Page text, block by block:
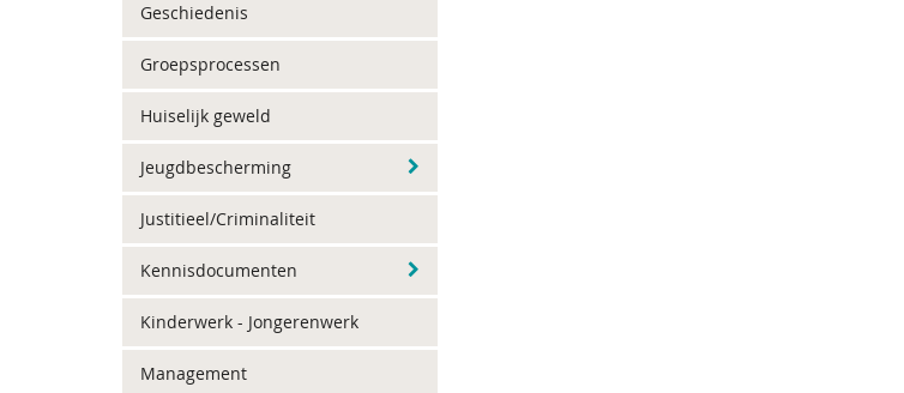
Geschiedenis
Groepsprocessen
Huiselijk geweld
Jeugdbescherming
Justitieel/Criminaliteit
Kennisdocumenten
Kinderwerk - Jongerenwerk
Management